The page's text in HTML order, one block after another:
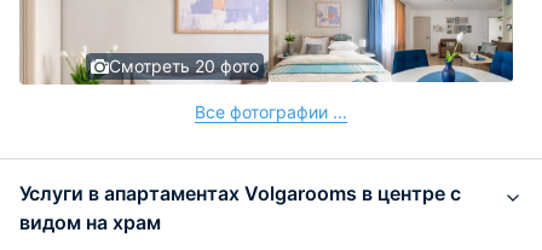
Смотреть 20 фото
Все фотографии ...
Услуги в апартаментах Volgarooms в центре с
видом на храм